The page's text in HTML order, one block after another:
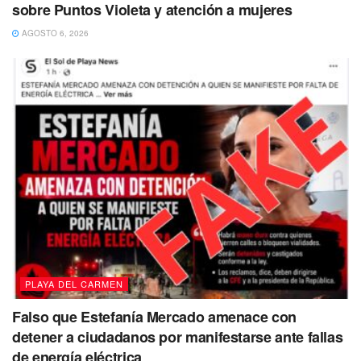
condición médica, también es importante recordar que
mantener a una mascota en condiciones inadecuadas se
animales sin comida o agua a su alcance se considera
maltrato hacia los animales.
sobre Puntos Violeta y atención a mujeres
AGOSTO 6, 2026
PLAYA DEL CARMEN
Falso que Estefanía Mercado amenace con
detener a ciudadanos por manifestarse ante fallas